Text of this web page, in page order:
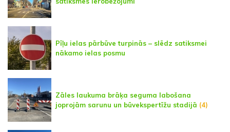
Pīļu ielas pārbūve turpinās – slēdz satiksmei
nākamo ielas posmu
Zāles laukuma brāķa seguma labošana
joprojām sarunu un būvekspertīžu stadijā (4)